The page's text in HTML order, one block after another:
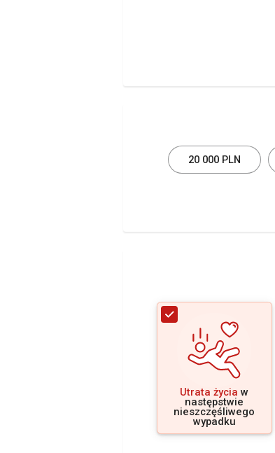
20 000 PLN
Utrata życia w
następstwie
nieszczęśliwego
wypadku